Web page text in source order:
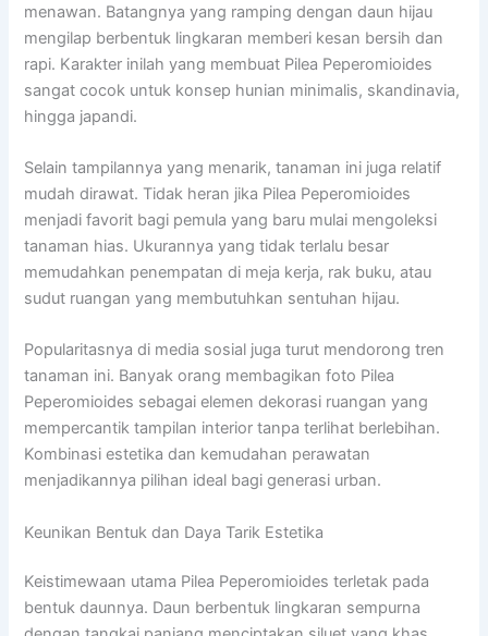
menawan. Batangnya yang ramping dengan daun hijau
mengilap berbentuk lingkaran memberi kesan bersih dan
rapi. Karakter inilah yang membuat Pilea Peperomioides
sangat cocok untuk konsep hunian minimalis, skandinavia,
hingga japandi.
Selain tampilannya yang menarik, tanaman ini juga relatif
mudah dirawat. Tidak heran jika Pilea Peperomioides
menjadi favorit bagi pemula yang baru mulai mengoleksi
tanaman hias. Ukurannya yang tidak terlalu besar
memudahkan penempatan di meja kerja, rak buku, atau
sudut ruangan yang membutuhkan sentuhan hijau.
Popularitasnya di media sosial juga turut mendorong tren
tanaman ini. Banyak orang membagikan foto Pilea
Peperomioides sebagai elemen dekorasi ruangan yang
mempercantik tampilan interior tanpa terlihat berlebihan.
Kombinasi estetika dan kemudahan perawatan
menjadikannya pilihan ideal bagi generasi urban.
Keunikan Bentuk dan Daya Tarik Estetika
Keistimewaan utama Pilea Peperomioides terletak pada
bentuk daunnya. Daun berbentuk lingkaran sempurna